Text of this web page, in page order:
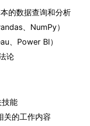
的数据查询和分析
、NumPy）
、Power BI）
论
技能
关的工作内容